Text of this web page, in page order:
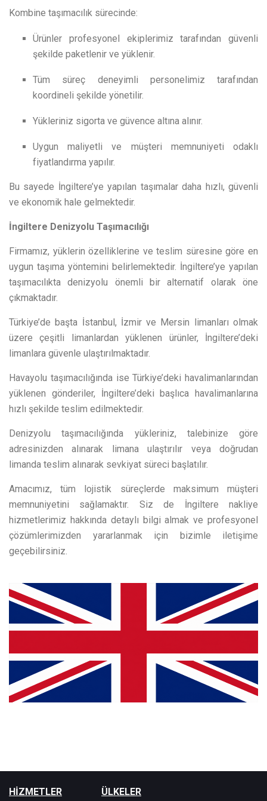
Kombine taşımacılık sürecinde:
Ürünler profesyonel ekiplerimiz tarafından güvenli
şekilde paketlenir ve yüklenir.
Tüm süreç deneyimli personelimiz tarafından
koordineli şekilde yönetilir.
Yükleriniz sigorta ve güvence altına alınır.
Uygun maliyetli ve müşteri memnuniyeti odaklı
fiyatlandırma yapılır.
Bu sayede İngiltere’ye yapılan taşımalar daha hızlı, güvenli
ve ekonomik hale gelmektedir.
İngiltere Denizyolu Taşımacılığı
Firmamız, yüklerin özelliklerine ve teslim süresine göre en
uygun taşıma yöntemini belirlemektedir. İngiltere’ye yapılan
taşımacılıkta denizyolu önemli bir alternatif olarak öne
çıkmaktadır.
Türkiye’de başta İstanbul, İzmir ve Mersin limanları olmak
üzere çeşitli limanlardan yüklenen ürünler, İngiltere’deki
limanlara güvenle ulaştırılmaktadır.
Havayolu taşımacılığında ise Türkiye’deki havalimanlarından
yüklenen gönderiler, İngiltere’deki başlıca havalimanlarına
hızlı şekilde teslim edilmektedir.
Denizyolu taşımacılığında yükleriniz, talebinize göre
adresinizden alınarak limana ulaştırılır veya doğrudan
limanda teslim alınarak sevkiyat süreci başlatılır.
Amacımız, tüm lojistik süreçlerde maksimum müşteri
memnuniyetini sağlamaktır. Siz de İngiltere nakliye
hizmetlerimiz hakkında detaylı bilgi almak ve profesyonel
çözümlerimizden yararlanmak için bizimle iletişime
geçebilirsiniz.
HİZMETLER ÜLKELER